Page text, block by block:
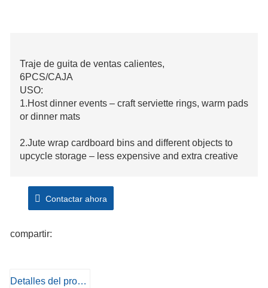
Traje de guita de ventas calientes,
6PCS/CAJA
USO:
1.Host dinner events – craft serviette rings, warm pads
or dinner mats
2.Jute wrap cardboard bins and different objects to
upcycle storage – less expensive and extra creative
4.Wall placing art
5.Key fobs
Contactar ahora
compartir:
Detalles del producto